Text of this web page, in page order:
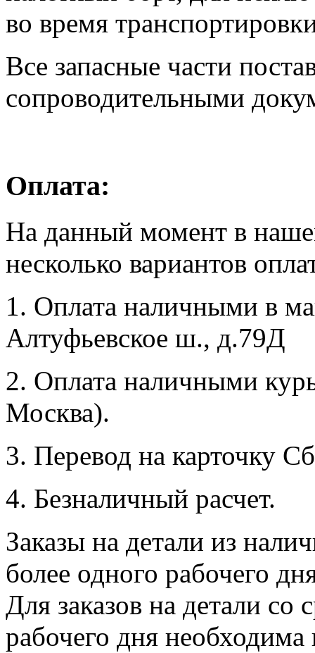
во время
Все запасные части
сопроводительными
Оплата:
На данный момент в
несколько вариантов
1. Оплата наличными в
Алтуфьевское ш., д.79Д
2. Оплата наличными
Москва).
3. Перевод на карточку
4. Безналичный расчет.
Заказы на детали из
более одного рабочего
Для заказов на детали со
рабочего дня необходима